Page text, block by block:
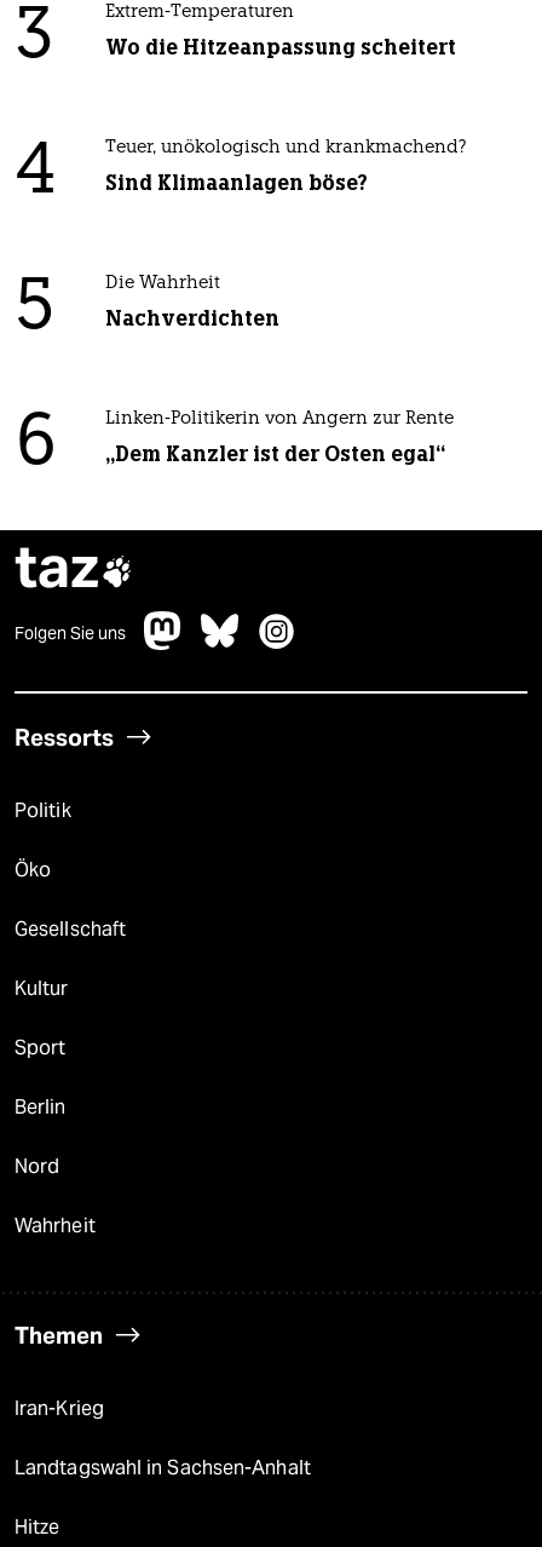
3 Extrem-Temperaturen
Wo die Hitzeanpassung scheitert
4 Teuer, unökologisch und krankmachend?
Sind Klimaanlagen böse?
5 Die Wahrheit
Nachverdichten
6 Linken-Politikerin von Angern zur Rente
„Dem Kanzler ist der Osten egal“
taz
Folgen Sie uns
Ressorts
Politik
Öko
Gesellschaft
Kultur
Sport
Berlin
Nord
Wahrheit
Themen
Iran-Krieg
Landtagswahl in Sachsen-Anhalt
Hitze